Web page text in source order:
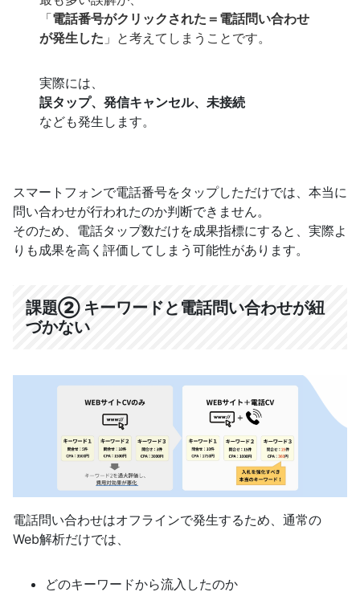
「電話番号がクリックされた＝電話問い合わせ
が発生した 」と考えてしまうことです。
実際には、
誤タップ、発信キャンセル、未接続
なども発生します。
スマートフォンで電話番号をタップしただけでは、本当に
問い合わせが行われたのか判断できません。
そのため、電話タップ数だけを成果指標にすると、実際よ
りも成果を高く評価してしまう可能性があります。
課題② キーワードと電話問い合わせが紐
づかない
電話問い合わせはオフラインで発生するため、通常の
Web解析だけでは、
どのキーワードから流入したのか